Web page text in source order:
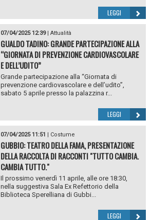
LEGGI
07/04/2025 12:39| Attualità
GUALDO TADINO: GRANDE PARTECIPAZIONE ALLA
“GIORNATA DI PREVENZIONE CARDIOVASCOLARE
E DELL’UDITO”
Grande partecipazione alla “Giornata di
prevenzione cardiovascolare e dell’udito”,
sabato 5 aprile presso la palazzina r...
LEGGI
07/04/2025 11:51 Costume
GUBBIO: TEATRO DELLA FAMA, PRESENTAZIONE
DELLA RACCOLTA DI RACCONTI "TUTTO CAMBIA.
CAMBIA TUTTO."
Il prossimo venerdì 11 aprile, alle ore 18:30,
nella suggestiva Sala Ex Refettorio della
Biblioteca Sperelliana di Gubbi...
LEGGI